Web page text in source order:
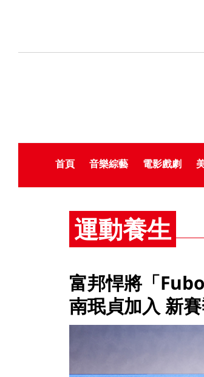
首頁 音樂綜藝 電影戲劇
運動養生
富邦悍將「
南珉貞加入 新